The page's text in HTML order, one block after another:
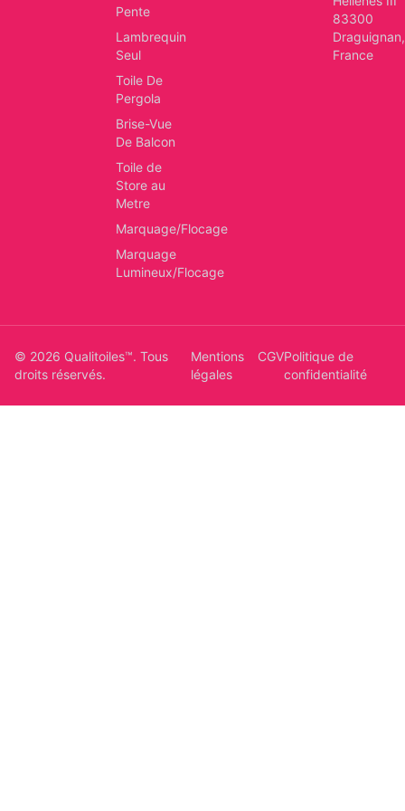
Pente
Lambrequin
Seul
Toile De
Pergola
Brise-Vue
De Balcon
Toile de
Store au
Metre
Marquage/Flocage
Marquage
Lumineux/Flocage
83300
Draguignan,
France
© 2026 Qualitoiles™. Tous
droits réservés.
Mentions
légales
CGVPolitique de
confidentialité